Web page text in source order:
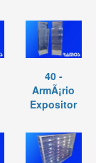
40 -
ArmÃ¡rio
Expositor